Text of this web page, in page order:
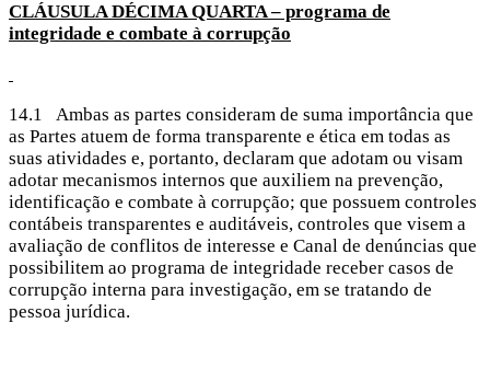
CLÁUSULA DÉCIMAQUARTA – programa de
integridade e combate à corrupção
14.1 Ambas as partes consideram de suma importância que
as Partes atuem de forma transparente e ética em todas as
suas atividades e, portanto, declaram que adotam ou visam
adotar mecanismos internos que auxiliem na prevenção,
identificação e combate à corrupção; que possuem controles
contábeis transparentes e auditáveis, controles que visem a
avaliação de conflitos de interesse e Canal de denúncias que
possibilitem ao programa de integridade receber casos de
corrupção interna para investigação, em se tratando de
pessoa jurídica.